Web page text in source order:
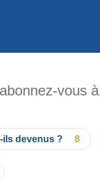
vous
ils devenus ? 8